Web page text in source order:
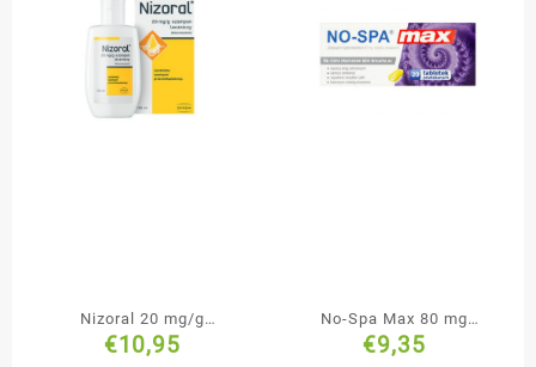
Nizoral 20 mg/g
szampon leczniczy 100
€10,95
No-Spa Max 80 mg
tabletki powlekane 20
€9,35